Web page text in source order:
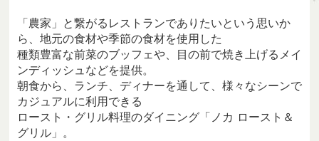
「農家」と繋がるレストランでありたいという思いか
ら、地元の食材や季節の食材を使用した
種類豊富な前菜のブッフェや、目の前で焼き上げるメイ
ンディッシュなどを提供。
朝食から、ランチ、ディナーを通して、様々なシーンで
カジュアルに利用できる
ロースト・グリル料理のダイニング「ノカ ロースト＆
グリル」。